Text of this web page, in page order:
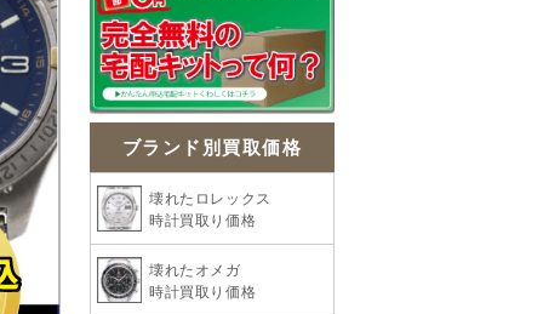
ブランド別買取価格
壊れたロレックス
時計買取り価格
壊れたオメガ
時計買取り価格